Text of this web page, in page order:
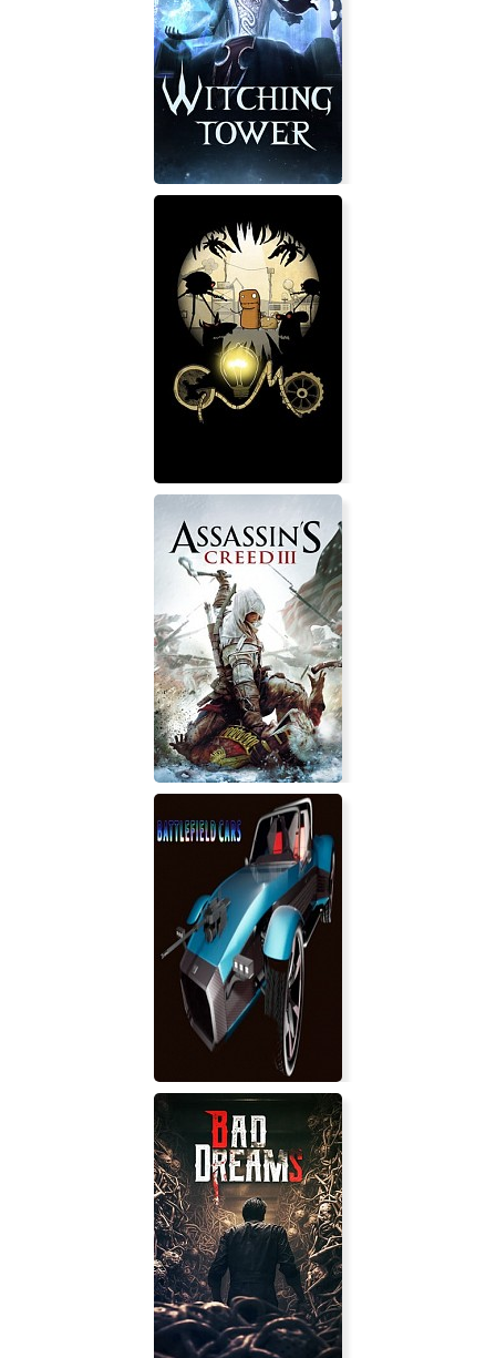
L.A. Noire
Witching Tower VR
Gomo
Assassin’s Creed 3
BattlefieldCars